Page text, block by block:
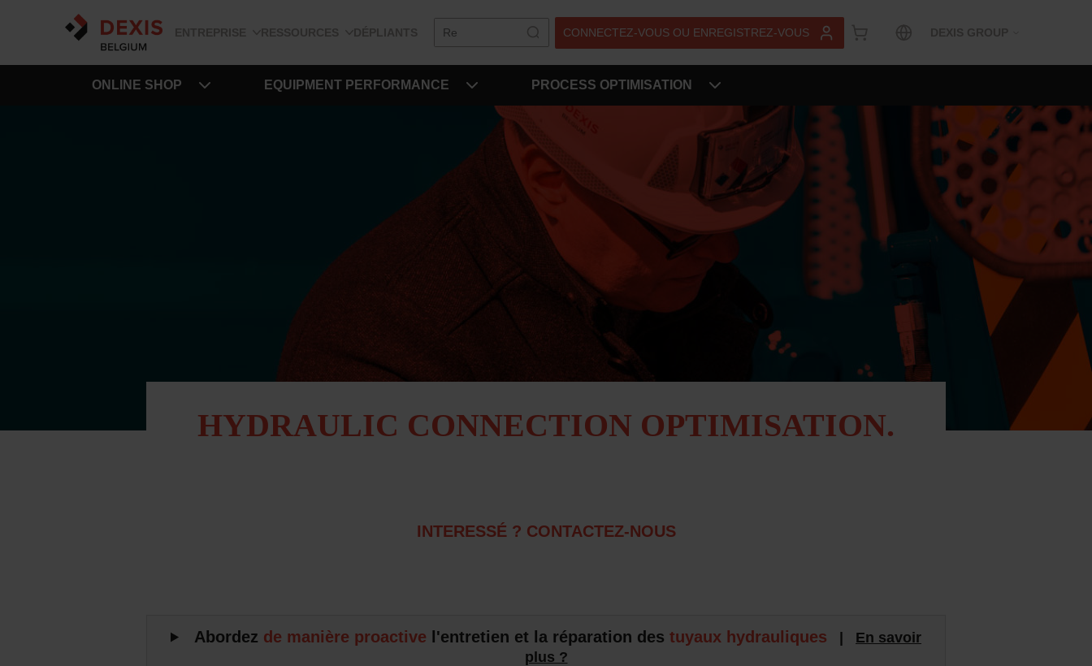
ENTREPRISE RESSOURCES DÉPLIANTS CONNECTEZ-VOUS OU ENREGISTREZ-VOUS DEXIS GROUP
ONLINE SHOP EQUIPMENT PERFORMANCE PROCESS OPTIMISATION
HYDRAULIC CONNECTION OPTIMISATION.
INTERESSÉ ? CONTACTEZ-NOUS
Abordez de manière proactive l'entretien et la réparation destuyaux hydrauliques | En savoir
plus ?